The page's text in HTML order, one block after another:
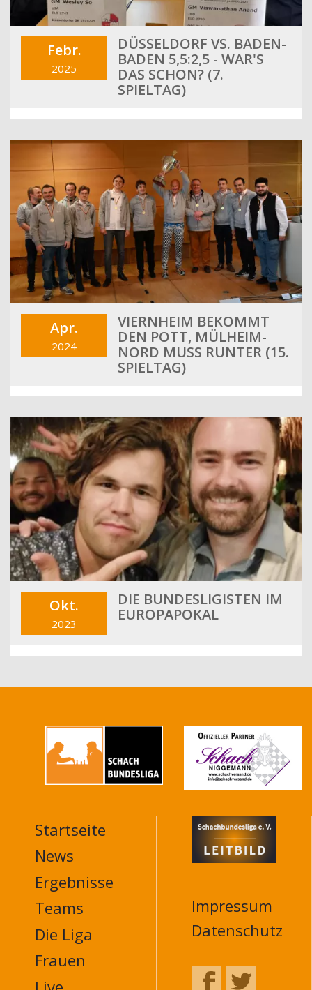
Febr.
2025
DÜSSELDORF VS. BADEN-
BADEN 5,5:2,5 - WAR'S
DAS SCHON? (7.
SPIELTAG)
Apr.
2024
VIERNHEIM BEKOMMT
DEN POTT, MÜLHEIM-
NORD MUSS RUNTER (15.
SPIELTAG)
Okt.
2023
DIE BUNDESLIGISTEN IM
EUROPAPOKAL
MAIN
NAVIGATION
FOOTER
Startseite
News
Ergebnisse
Teams
Die Liga
Frauen
Impressum
Datenschutz